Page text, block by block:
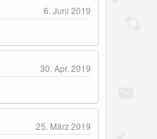
6. Juni 2019
30. Apr. 2019
25. März 2019